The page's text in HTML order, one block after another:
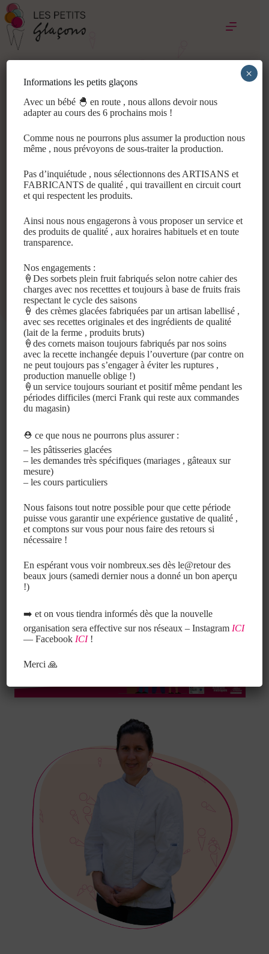
Passer
au
contenu
Glaces & sorbets artisanaux,
faits 100% par nos soins
à Clermont Ferrand.
Qui sommes nous?
Nous proposons toute l’année des glaces et sorbets à base de
fruits frais et de saison à la boule, en pot, ou des bacs à
emporter de 500ml ou 800ml. Nous fabriquons également
des pâtisseries glacées (vacherins, charlottes glacées,
personnes. L’intégralité de nos produits est fabriquée par nos
soins et de manière artisanale, dans notre laboratoire situé à
500m.
Nous utilisons des produits bruts, fruits frais et de saison.
farine, œufs, chocolats, fruits locaux). Les glaces sont
acheminées depuis le laboratoire de fabrication jusqu’à la
boutique à vélo cargo assisté. Une partie de nos glaces à
emporter est conditionnée dans des contenants de réemploi
À travers ces actions, le glacier affiche une volonté de
réduire son impact écologique et propose une offre
Informations les petits glaçons
Avec un bébé 🐣 en route , nous allons devoir nous
adapter au cours des 6 prochains mois !
Comme nous ne pourrons plus assumer la production nous
même , nous prévoyons de sous-traiter la production.
Pas d’inquiétude , nous sélectionnons des ARTISANS et
FABRICANTS de qualité , qui travaillent en circuit court
et qui respectent les produits.
Ainsi nous nous engagerons à vous proposer un service et
des produits de qualité , aux horaires habituels et en toute
transparence.
Nos engagements :
🍦Des sorbets plein fruit fabriqués selon notre cahier des
charges avec nos recetttes et toujours à base de fruits frais
respectant le cycle des saisons
🍦 des crèmes glacées fabriquées par un artisan labellisé ,
avec ses recettes originales et des ingrédients de qualité
(lait de la ferme , produits bruts)
🍦des cornets maison toujours fabriqués par nos soins
avec la recette inchangée depuis l’ouverture (par contre on
ne peut toujours pas s’engager à éviter les ruptures ,
production manuelle oblige !)
🍦un service toujours souriant et positif même pendant les
périodes difficiles (merci Frank qui reste aux commandes
du magasin)
⛑️ ce que nous ne pourrons plus assurer :
– les pâtisseries glacées
– les demandes très spécifiques (mariages , gâteaux sur
mesure)
– les cours particuliers
Nous faisons tout notre possible pour que cette période
puisse vous garantir une expérience gustative de qualité ,
et comptons sur vous pour nous faire des retours si
nécessaire !
En espérant vous voir nombreux.ses dès le@retour des
beaux jours (samedi dernier nous a donné un bon aperçu
!)
➡️ et on vous tiendra informés dès que la nouvelle
organisation sera effective sur nos réseaux – Instagram ICI
— Facebook ICI !
Merci 🙏
×